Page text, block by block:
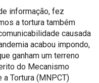
informação, fez
a tortura também
causada
acabou impondo,
ganham um terreno
do Mecanismo
Tortura (MNPCT)